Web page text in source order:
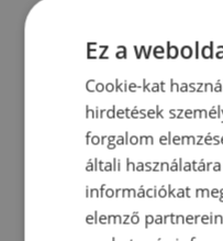
Napsütéses
Ez a
Cookie-kat
hirdetések
forgalom
általi
információkat
elemző